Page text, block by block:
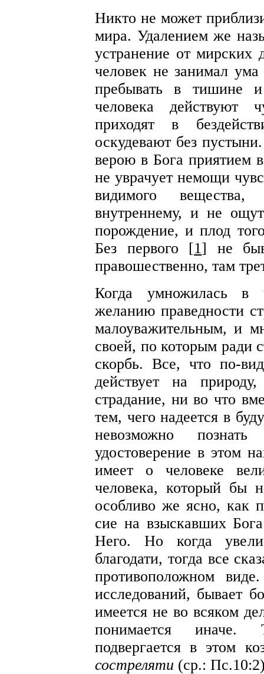
Никто не может
мира. Удалением же
устранение от мирских
человек не занимал
пребывать в тишине
человека действуют
приходят в
оскудевают без
верою в Бога приятием
не уврачует немощи
видимого
внутреннему, и не
порождение, и плод
Без первого [1] не
правошественно, там
Когда умножилась в
желанию праведности
малоуважительным, и
своей, по которым ради
скорбь. Все, что по-
действует на
страдание, ни во что
тем, чего надеется в
невозможно
удостоверение в этом
имеет о человеке
человека, который бы
особливо же ясно, как
сие на взыскавших
Него. Но когда
благодати, тогда все
противоположном
исследований, бывает
имеется не во всяком
понимается иначе.
подвергается в этом
состреляти (ср.: